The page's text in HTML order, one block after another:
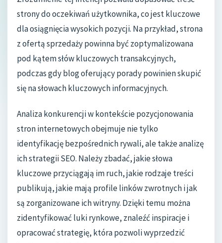
strony do oczekiwań użytkownika, co jest kluczowe
dla osiągnięcia wysokich pozycji. Na przykład, strona
z ofertą sprzedaży powinna być zoptymalizowana
pod kątem słów kluczowych transakcyjnych,
podczas gdy blog oferujący porady powinien skupić
się na słowach kluczowych informacyjnych.
Analiza konkurencji w kontekście pozycjonowania
stron internetowych obejmuje nie tylko
identyfikację bezpośrednich rywali, ale także analizę
ich strategii SEO. Należy zbadać, jakie słowa
kluczowe przyciągają im ruch, jakie rodzaje treści
publikują, jakie mają profile linków zwrotnych i jak
są zorganizowane ich witryny. Dzięki temu można
zidentyfikować luki rynkowe, znaleźć inspiracje i
opracować strategię, która pozwoli wyprzedzić